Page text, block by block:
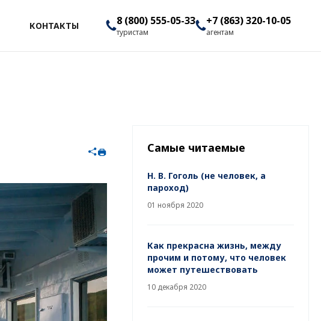
КОНТАКТЫ 8 (800) 555-05-33
туристам
+7 (863) 320-10-05
агентам
Самые читаемые
Н. В. Гоголь (не человек, а
пароход)
01 ноября 2020
Как прекрасна жизнь, между
прочим и потому, что человек
может путешествовать
10 декабря 2020